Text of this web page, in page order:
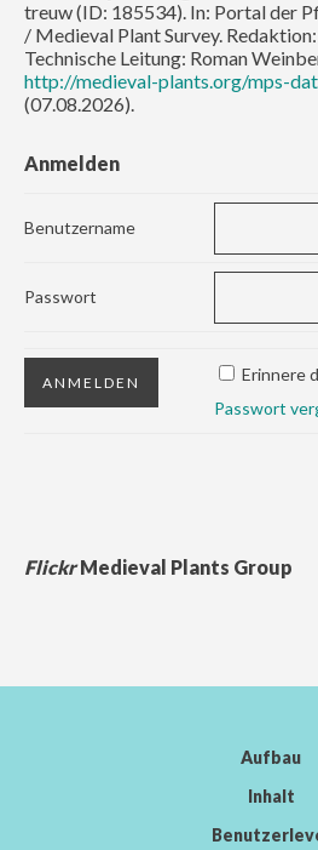
treuw (ID: 185534). In: Portal der
/ Medieval Plant Survey.
Technische Leitung: Roman
http://medieval-plants.org/mps-
(07.08.2026).
Anmelden
Benutzername
Passwort
Erinnere
Passwort
FlickrMedieval Plants Group
Aufbau
Inhalt